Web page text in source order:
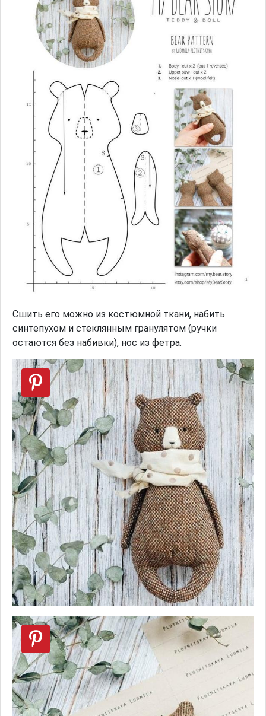
Сшить его можно из костюмной ткани, набить
синтепухом и стеклянным гранулятом (ручки
остаются без набивки), нос из фетра.